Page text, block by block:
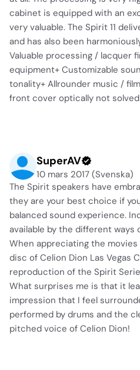
cabinet is equipped with an
very valuable. The Spirit 11
and has also been
Valuable processing / lacquer
equipment+ Customizable
tonality+ Allrounder music /
front cover optically not
SuperAV
10 mars 2017 (Svenska)
The Spirit speakers have
they are your best choice if
balanced sound experience.
available by the different ways
When appreciating the
disc of Celion Dion Las Vegas
reproduction of the Spirit
What surprises me is that it
impression that I feel
performed by drums and the
pitched voice of Celion Dion!